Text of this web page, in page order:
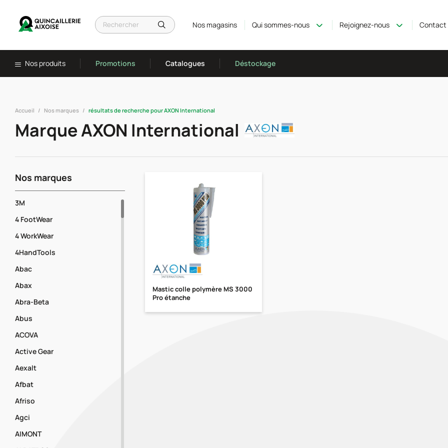
Nos magasins Qui sommes-nous Rejoignez-nous Contact
Nos produits Promotions Catalogues Déstockage
Accueil Nos marques résultats de recherche pour AXON International
Marque AXON International
Nos marques
3M
4 FootWear
4 WorkWear
4HandTools
Abac
Abax
Abra-Beta
Abus
ACOVA
Active Gear
Aexalt
Afbat
Afriso
Agci
AIMONT
Mastic colle polymère MS 3000
Pro étanche